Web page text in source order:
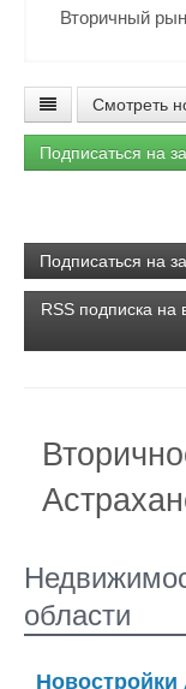
Вторичный
Смотреть
Подписаться на
Подписаться на
RSS подписка на
области
Новостройки